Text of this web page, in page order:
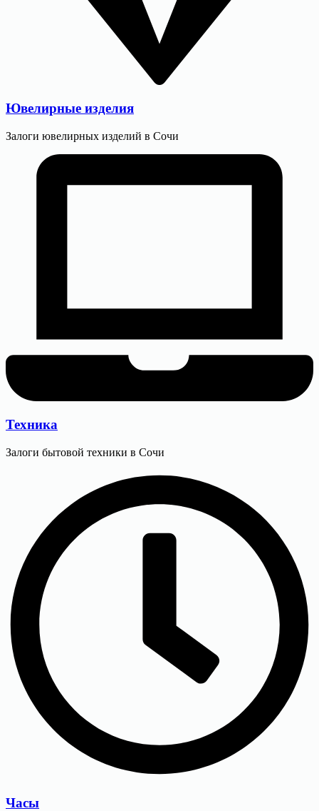
Ювелирные изделия
Залоги ювелирных изделий в Сочи
Техника
Залоги бытовой техники в Сочи
Часы